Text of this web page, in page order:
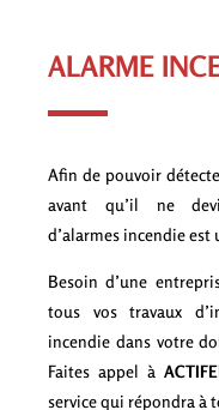
ALARME
Afin de pouvoir
avant qu’il ne
d’alarmes incendie
Besoin d’une
tous vos travaux
incendie dans votre
Faites appel à
service qui répondra à